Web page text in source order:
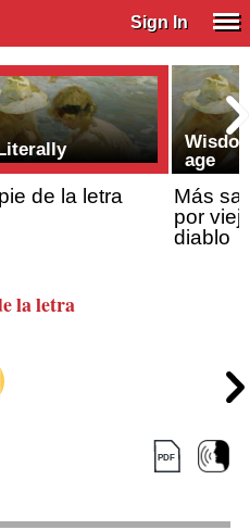
Sign In
de la letra
age
Más
por
diablo
la letra